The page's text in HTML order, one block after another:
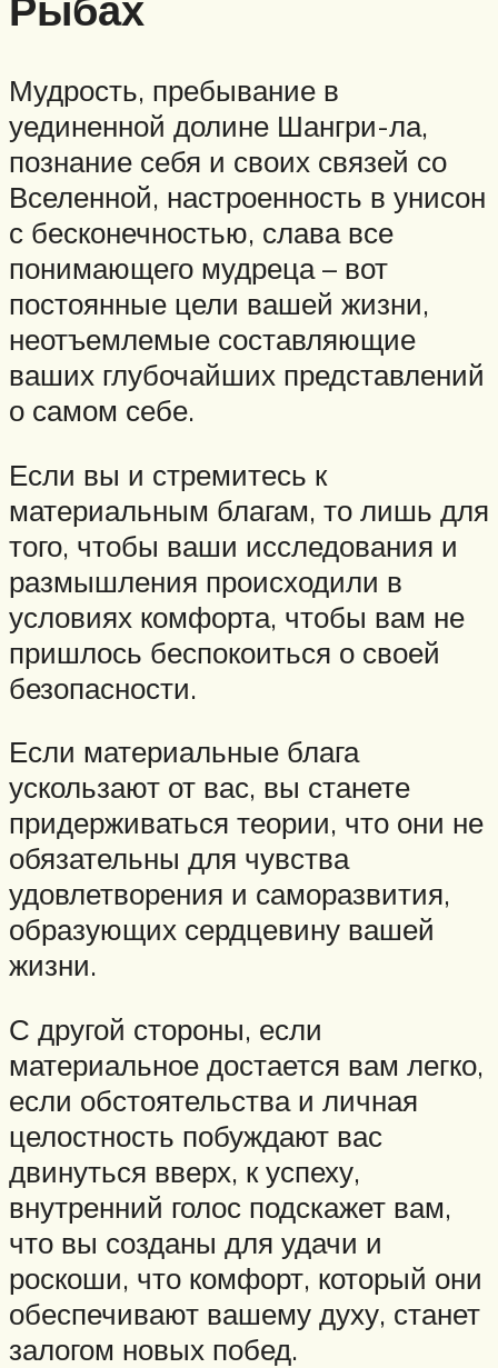
Мудрость, пребывание в
уединенной долине Шангри-ла,
познание себя и своих связей со
Вселенной, настроенность в унисон
с бесконечностью, слава все
понимающего мудреца – вот
постоянные цели вашей жизни,
неотъемлемые составляющие
ваших глубочайших представлений
о самом себе.
Если вы и стремитесь к
материальным благам, то лишь для
того, чтобы ваши исследования и
размышления происходили в
условиях комфорта, чтобы вам не
пришлось беспокоиться о своей
безопасности.
Если материальные блага
ускользают от вас, вы станете
придерживаться теории, что они не
обязательны для чувства
удовлетворения и саморазвития,
образующих сердцевину вашей
жизни.
С другой стороны, если
материальное достается вам легко,
если обстоятельства и личная
целостность побуждают вас
двинуться вверх, к успеху,
внутренний голос подскажет вам,
что вы созданы для удачи и
роскоши, что комфорт, который они
обеспечивают вашему духу, станет
залогом новых побед.